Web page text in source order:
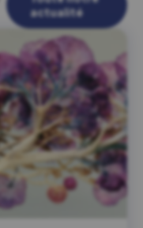
actualité